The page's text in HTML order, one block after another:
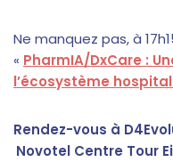
Ne manquez pas, à
« PharmIA/DxCare :
l’écosystème
Rendez-vous à
Novotel Centre Tour